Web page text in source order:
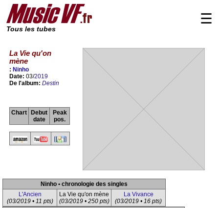
Tous les tubes
☰
La Vie qu'on
mène
: Ninho
Date: 03/2019
De l'album: Destin
Chart
Debut
date
Peak
pos.
Ninho • chronologie des singles
L'Ancien
(03/2019 • 11 pts)
La Vie qu'on mène
(03/2019 • 250 pts)
La Vivance
(03/2019 • 16 pts)